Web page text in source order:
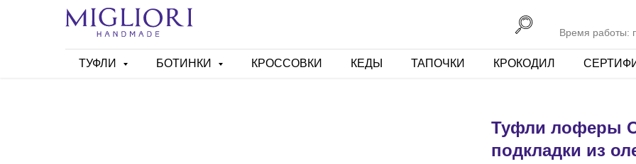
Время работы:
ТУФЛИ БОТИНКИ КРОССОВКИ КЕДЫ ТАПОЧКИ КРОКОДИЛ
Туфли лоферы
подкладки из